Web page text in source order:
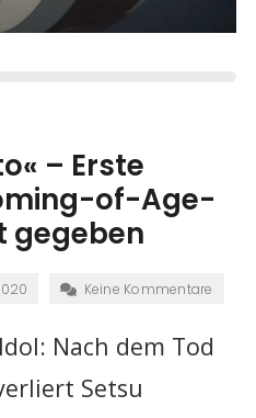
– Erste
of-Age-
gegeben
Keine Kommentare
Nach dem Tod
Setsu